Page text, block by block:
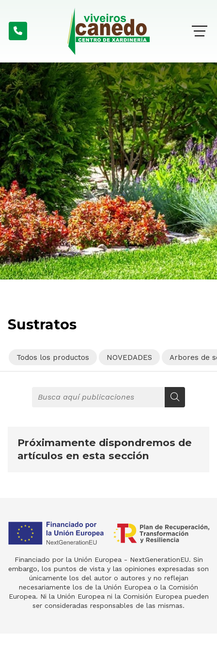
Sustratos
Todos los productos NOVEDADES Arbores de
Próximamente dispondremos de
artículos en esta sección
Financiado por la Unión Europea - NextGenerationEU. Sin
embargo, los puntos de vista y las opiniones expresadas son
únicamente los del autor o autores y no reflejan
necesariamente los de la Unión Europea o la Comisión
Europea. Ni la Unión Europea ni la Comisión Europea pueden
ser consideradas responsables de las mismas.